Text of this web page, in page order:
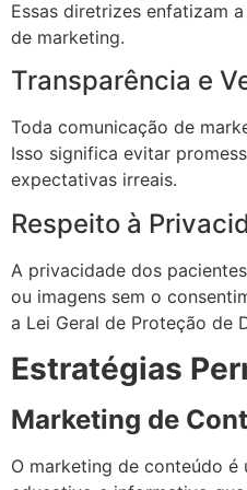
Essas diretrizes enfatizam
de marketing.
Transparência e
Toda comunicação de
Isso significa evitar
expectativas irreais.
Respeito à
A privacidade dos
ou imagens sem o
a Lei Geral de Proteção de
Estratégias
Marketing de
O marketing de conteúdo